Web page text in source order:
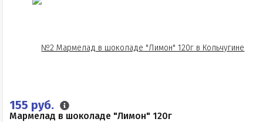
155 руб.
Мармелад в шоколаде "Лимон" 120г